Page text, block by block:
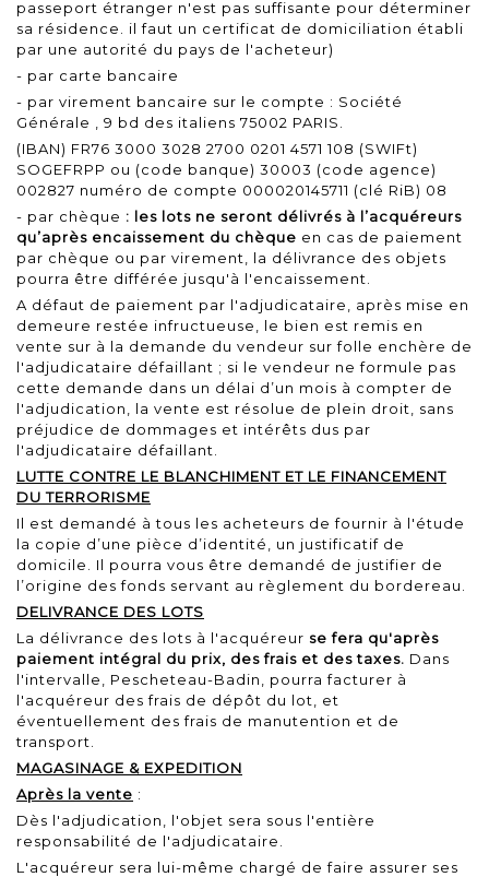
passeport étranger n'est pas suffisante pour déterminer
sa résidence. il faut un certificat de domiciliation établi
par une autorité du pays de l'acheteur)
- par carte bancaire
- par virement bancaire sur le compte : Société
Générale , 9 bd des italiens 75002 PARIS.
(IBAN) FR76 3000 3028 2700 0201 4571 108 (SWIFt)
SOGEFRPP ou (code banque) 30003 (code agence)
002827 numéro de compte 000020145711 (clé RiB) 08
- par chèque : les lots ne seront délivrés à l’acquéreurs
qu’après encaissement du chèque en cas de paiement
par chèque ou par virement, la délivrance des objets
pourra être différée jusqu'à l'encaissement.
A défaut de paiement par l'adjudicataire, après mise en
demeure restée infructueuse, le bien est remis en
vente sur à la demande du vendeur sur folle enchère de
l'adjudicataire défaillant ; si le vendeur ne formule pas
cette demande dans un délai d’un mois à compter de
l'adjudication, la vente est résolue de plein droit, sans
préjudice de dommages et intérêts dus par
l'adjudicataire défaillant.
LUTTE CONTRE LE BLANCHIMENT ET LE FINANCEMENT
DU TERRORISME
Il est demandé à tous les acheteurs de fournir à l'étude
la copie d’une pièce d’identité, un justificatif de
domicile. Il pourra vous être demandé de justifier de
l’origine des fonds servant au règlement du bordereau.
DELIVRANCE DES LOTS
La délivrance des lots à l'acquéreur se fera qu'après
paiement intégral du prix, des frais et des taxes. Dans
l'intervalle, Pescheteau-Badin, pourra facturer à
l'acquéreur des frais de dépôt du lot, et
éventuellement des frais de manutention et de
transport.
MAGASINAGE & EXPEDITION
Après la vente :
Dès l'adjudication, l'objet sera sous l'entière
responsabilité de l'adjudicataire.
L'acquéreur sera lui-même chargé de faire assurer ses